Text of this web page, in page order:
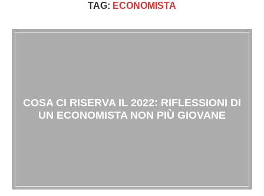
TAG: ECONOMISTA
COSA CI RISERVA IL 2022: RIFLESSIONI DI
UN ECONOMISTA NON PIÙ GIOVANE